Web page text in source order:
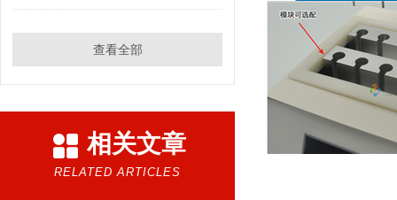
查看全部
相关文章
RELATED ARTICLES